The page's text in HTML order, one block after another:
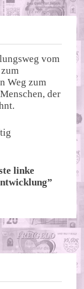
vom
Weg zum
der
linke